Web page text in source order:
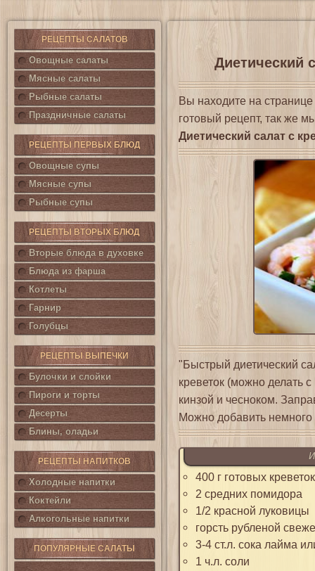
РЕЦЕПТЫ САЛАТОВ
Овощные салаты
Мясные салаты
Рыбные салаты
Праздничные салаты
РЕЦЕПТЫ ПЕРВЫХ БЛЮД
Овощные супы
Мясные супы
Рыбные супы
РЕЦЕПТЫ ВТОРЫХ БЛЮД
Вторые блюда в духовке
Блюда из фарша
Котлеты
Гарнир
Голубцы
РЕЦЕПТЫ ВЫПЕЧКИ
Булочки и слойки
Пироги и торты
Десерты
Блины, оладьи
РЕЦЕПТЫ НАПИТКОВ
Холодные напитки
Коктейли
Алкогольные напитки
ПОПУЛЯРНЫЕ САЛАТЫ
Диетический
Вы находите на странице
готовый рецепт, так же
Диетический салат с
"Быстрый диетический
креветок (можно делать
кинзой и чесноком.
Можно добавить немного
400 г готовых
2 средних помидора
1/2 красной луковицы
горсть рубленой
3-4 ст.л. сока лайма
1 ч.л. соли